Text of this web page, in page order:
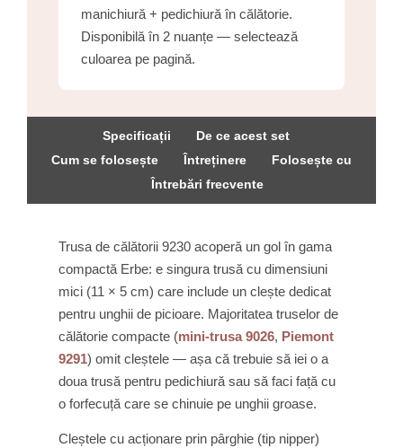
manichiură + pedichiură în călătorie.
Disponibilă în 2 nuanțe — selectează
culoarea pe pagină.
Specificații De ce acest set
Cum se folosește Întreținere Folosește cu
Întrebări frecvente
Trusa de călătorii 9230 acoperă un gol în gama
compactă Erbe: e singura trusă cu dimensiuni
mici (11 × 5 cm) care include un clește dedicat
pentru unghii de picioare. Majoritatea truselor de
călătorie compacte (mini-trusa 9026, Piemont
9291) omit cleștele — așa că trebuie să iei o a
doua trusă pentru pedichiură sau să faci față cu
o forfecuță care se chinuie pe unghii groase.
Cleștele cu acționare prin pârghie (tip nipper)